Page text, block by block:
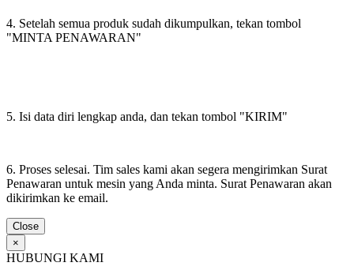
4. Setelah semua produk sudah dikumpulkan, tekan tombol
"MINTA PENAWARAN"
5. Isi data diri lengkap anda, dan tekan tombol "KIRIM"
6. Proses selesai. Tim sales kami akan segera mengirimkan Surat
Penawaran untuk mesin yang Anda minta. Surat Penawaran akan
dikirimkan ke email.
Close
×
HUBUNGI KAMI